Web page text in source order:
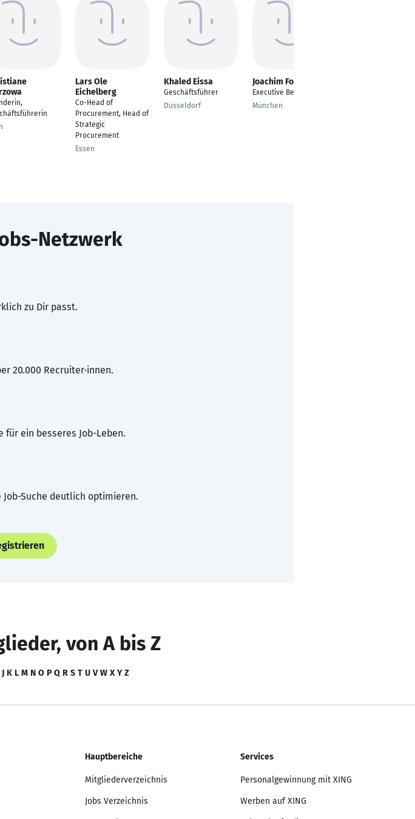
Lars Ole
Eichelberg
Co-Head of
Procurement, Head of
Strategic
Procurement
Essen
Khaled Eissa
Geschäftsführer
Düsseldorf
Joachim Forchheim
Executive Beratung
München
Netzwerk
zu Dir passt.
20.000 Recruiter·innen.
ein besseres Job-Leben.
Suche deutlich optimieren.
von A bis Z
J K L M N O P Q R S T U V W X Y Z
Hauptbereiche
Mitgliederverzeichnis
Jobs Verzeichnis
Services
Personalgewinnung mit XING
Werben auf XING